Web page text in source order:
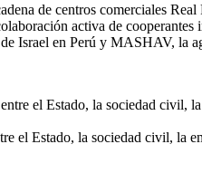
de centros comerciales
activa de cooperantes
Israel en Perú y MASHAV, la
el Estado, la sociedad civil, la